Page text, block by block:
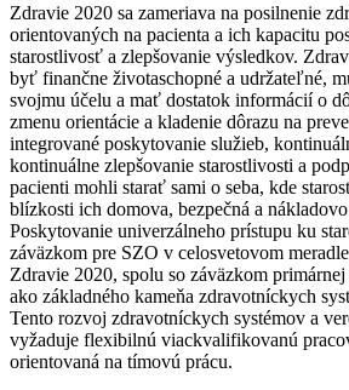
Zdravie 2020 sa zameriava na posilnenie
orientovaných na pacienta a ich kapacitu
starostlivosť a zlepšovanie výsledkov.
byť finančne životaschopné a udržateľné,
svojmu účelu a mať dostatok informácií o
zmenu orientácie a kladenie dôrazu na
integrované poskytovanie služieb,
kontinuálne zlepšovanie starostlivosti a
pacienti mohli starať sami o seba, kde
blízkosti ich domova, bezpečná a
Poskytovanie univerzálneho prístupu ku
záväzkom pre SZO v celosvetovom
Zdravie 2020, spolu so záväzkom
ako základného kameňa zdravotníckych
Tento rozvoj zdravotníckych systémov a
vyžaduje flexibilnú viackvalifikovanú
orientovaná na tímovú prácu.